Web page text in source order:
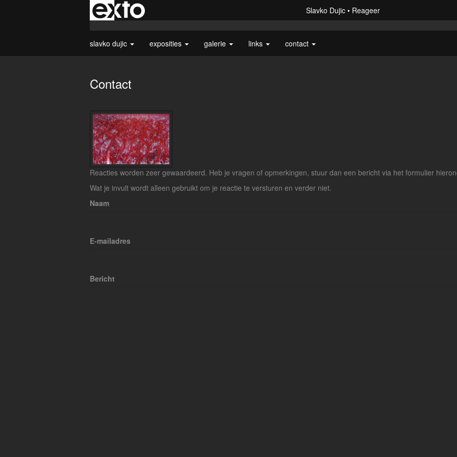
Slavko Dujic Reageer
slavko dujic exposities galerie links contact
Contact
Reacties worden zeer gewaardeerd. Heb je vragen of opmerkingen, stuur dan een bericht via het formulier
Wat je invult wordt alleen gebruikt om je reactie te versturen en verder niet.
Naam
E-mailadres
Bericht